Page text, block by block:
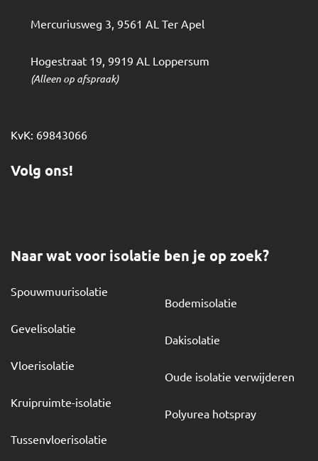
Mercuriusweg 3, 9561 AL Ter Apel
Hogestraat 19, 9919 AL Loppersum
(Alleen op afspraak)
KvK: 69843066
Volg ons!
Naar wat voor isolatie ben je op zoek?
Spouwmuurisolatie
Gevelisolatie
Vloerisolatie
Kruipruimte-isolatie
Tussenvloerisolatie
Bodemisolatie
Dakisolatie
Oude isolatie verwijderen
Polyurea hotspray